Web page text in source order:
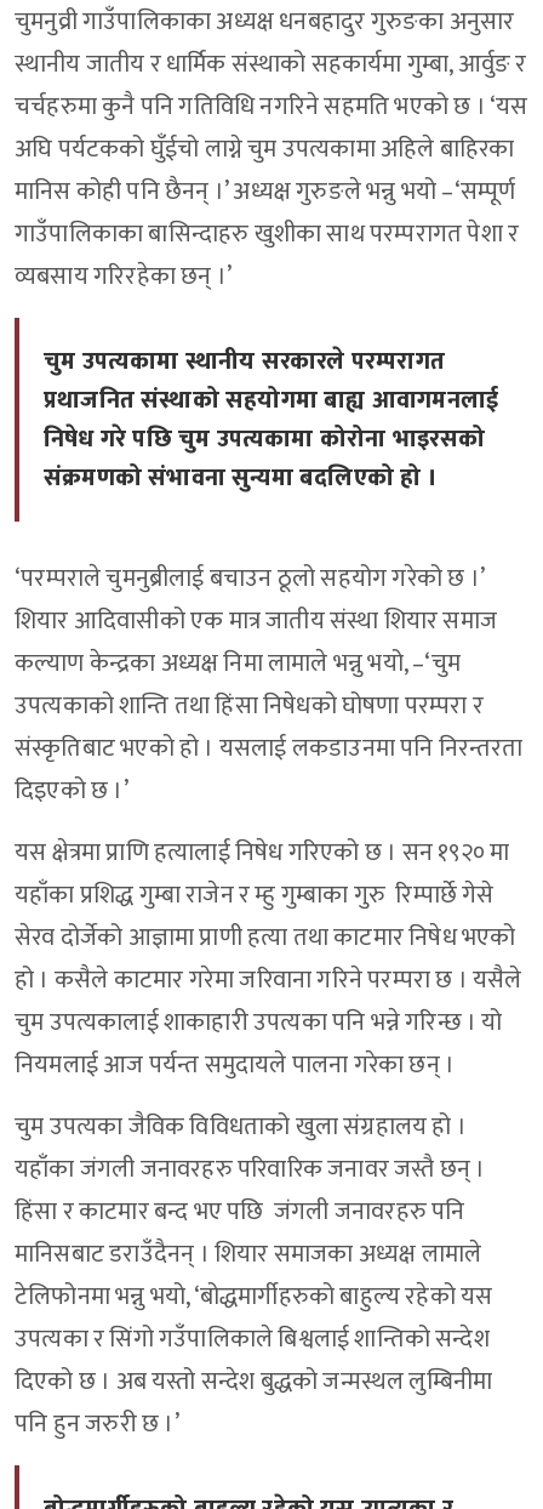
चुमनुव्री गाउँपालिकाका अध्यक्ष धनबहादुर गुरुङका अनुसार
स्थानीय जातीय र धार्मिक संस्थाको सहकार्यमा गुम्बा, आर्वुङ र
चर्चहरुमा कुनै पनि गतिविधि नगरिने सहमति भएको छ । ‘यस
अघि पर्यटकको घुँईचो लाग्ने चुम उपत्यकामा अहिले बाहिरका
मानिस कोही पनि छैनन् ।’ अध्यक्ष गुरुङले भन्नु भयो –‘सम्पूर्ण
गाउँपालिकाका बासिन्दाहरु खुशीका साथ परम्परागत पेशा र
व्यबसाय गरिरहेका छन् ।’
चुम उपत्यकामा स्थानीय सरकारले परम्परागत
प्रथाजनित संस्थाको सहयोगमा बाह्य आवागमनलाई
निषेध गरे पछि चुम उपत्यकामा कोरोना भाइरसको
संक्रमणको संभावना सुन्यमा बदलिएको हो ।
‘परम्पराले चुमनुब्रीलाई बचाउन ठूलो सहयोग गरेको छ ।’
शियार आदिवासीको एक मात्र जातीय संस्था शियार समाज
कल्याण केन्द्रका अध्यक्ष निमा लामाले भन्नु भयो, –‘चुम
उपत्यकाको शान्ति तथा हिंसा निषेधको घोषणा परम्परा र
संस्कृतिबाट भएको हो । यसलाई लकडाउनमा पनि निरन्तरता
दिइएको छ ।’
यस क्षेत्रमा प्राणि हत्यालाई निषेध गरिएको छ । सन १९२० मा
यहाँका प्रशिद्ध गुम्बा राजेन र म्हु गुम्बाका गुरु रिम्पार्छे गेसे
सेरव दोर्जेको आज्ञामा प्राणी हत्या तथा काटमार निषेध भएको
हो । कसैले काटमार गरेमा जरिवाना गरिने परम्परा छ । यसैले
चुम उपत्यकालाई शाकाहारी उपत्यका पनि भन्ने गरिन्छ । यो
नियमलाई आज पर्यन्त समुदायले पालना गरेका छन् ।
चुम उपत्यका जैविक विविधताको खुला संग्रहालय हो ।
यहाँका जंगली जनावरहरु परिवारिक जनावर जस्तै छन् ।
हिंसा र काटमार बन्द भए पछि जंगली जनावरहरु पनि
मानिसबाट डराउँदैनन् । शियार समाजका अध्यक्ष लामाले
टेलिफोनमा भन्नु भयो, ‘बोद्धमार्गीहरुको बाहुल्य रहेको यस
उपत्यका र सिंगो गउँपालिकाले बिश्वलाई शान्तिको सन्देश
दिएको छ । अब यस्तो सन्देश बुद्धको जन्मस्थल लुम्बिनीमा
पनि हुन जरुरी छ ।’